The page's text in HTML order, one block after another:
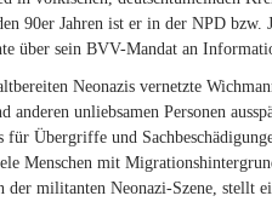
90er Jahren ist er in der NPD
über sein BVV-Mandat an
Neonazis vernetzte
unliebsamen Personen
Übergriffe und
Menschen mit
militanten Neonazi-Szene, stellt